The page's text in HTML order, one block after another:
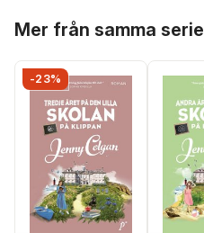
Mer från samma serie
-23%